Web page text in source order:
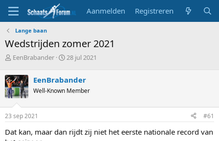
Aanmelden Registreren
Lange baan
Wedstrijden zomer 2021
T
p
i
c
s
t
a
t
EenBrabander
S
r
t
a
m
28 jul 2021
EenBrabander
Well-Known Member
23 sep 2021 #61
Dat kan, maar dan rijdt zij niet het eerste nationale record van